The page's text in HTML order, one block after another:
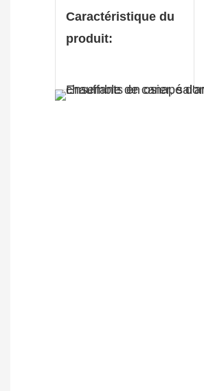
Caractéristique du
produit: